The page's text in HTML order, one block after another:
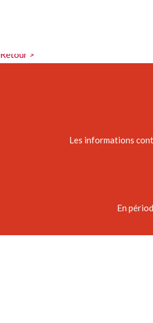
Malheureusement atteignable que par
Retour >
Les informations
En